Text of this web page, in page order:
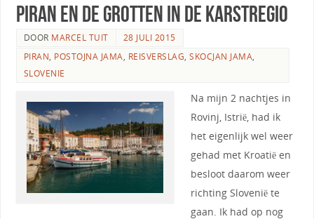
Piran en de grotten in de karstregio
DOOR MARCEL TUIT
28 JULI 2015
PIRAN, POSTOJNA JAMA, REISVERSLAG,SKOCJAN JAMA,
SLOVENIE
Na mijn 2 nachtjes in
Rovinj, Istrië, had ik
het eigenlijk wel weer
gehad met Kroatië en
besloot daarom weer
richting Slovenië te
gaan. Ik had op nog